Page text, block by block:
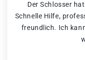
Der Schlosser
Schnelle Hilfe,
freundlich. Ich